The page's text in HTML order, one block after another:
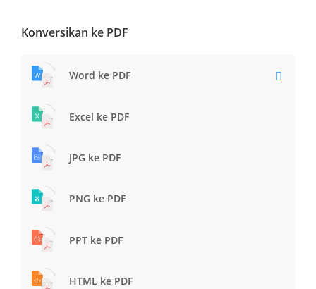
Konversikan ke PDF
Word ke PDF
Excel ke PDF
JPG ke PDF
PNG ke PDF
PPT ke PDF
HTML ke PDF